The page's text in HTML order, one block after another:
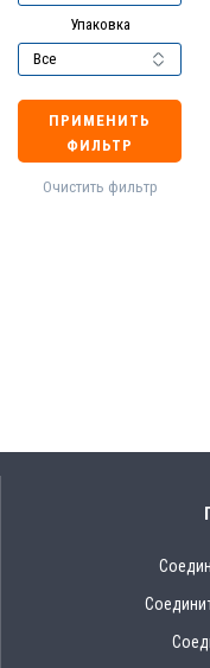
Упаковка
ПРИМЕНИТЬ
ФИЛЬТР
Очистить фильтр